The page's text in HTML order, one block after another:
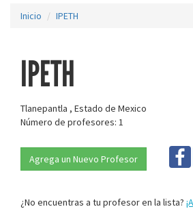
Inicio IPETH
IPETH
Tlanepantla , Estado de Mexico
Número de profesores: 1
Agrega un Nuevo Profesor
¿No encuentras a tu profesor en la lista?